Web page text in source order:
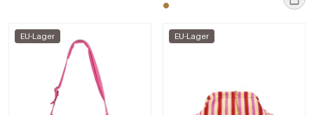
EU-Lager EU-Lager